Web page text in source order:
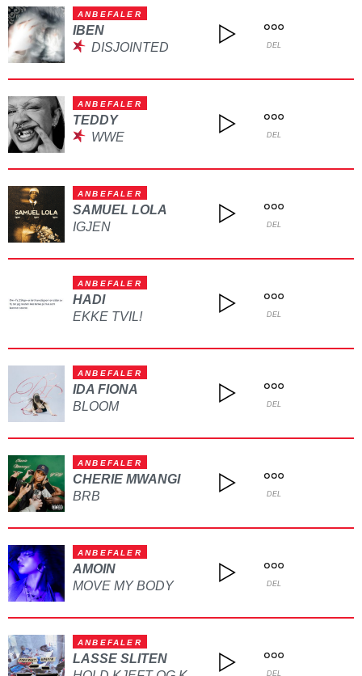
ANBEFALER
IBEN
DISJOINTED
DEL
ANBEFALER
TEDDY
WWE
DEL
ANBEFALER
SAMUEL LOLA
IGJEN
DEL
ANBEFALER
HADI
EKKE TVIL!
DEL
ANBEFALER
IDA FIONA
BLOOM
DEL
ANBEFALER
CHERIE MWANGI
BRB
DEL
ANBEFALER
AMOIN
MOVE MY BODY
DEL
ANBEFALER
LASSE SLITEN
DEL